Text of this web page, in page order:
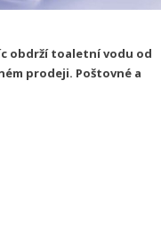
obdrží toaletní vodu od
prodeji. Poštovné a